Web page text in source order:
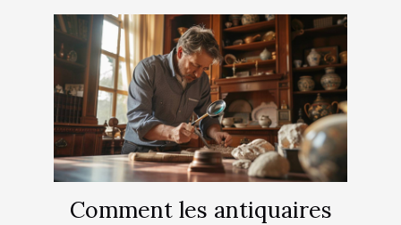
Comment les antiquaires